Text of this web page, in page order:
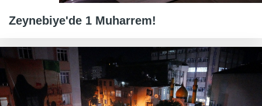
Zeynebiye'de 1 Muharrem!